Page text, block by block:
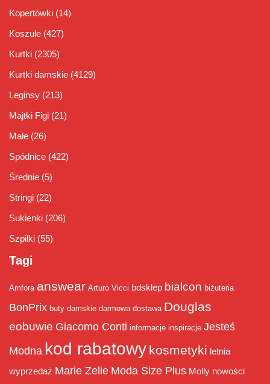
Kopertówki (14)
Koszule (427)
Kurtki (2305)
Kurtki damskie (4129)
Leginsy (213)
Majtki Figi (21)
Małe (26)
Spódnice (422)
Średnie (5)
Stringi (22)
Sukienki (206)
Szpilki (55)
Tagi
Amfora answear Arturo Vicci bdsklep bialcon biżuteria
BonPrix buty damskie darmowa dostawa Douglas
eobuwie Giacomo Conti informacje inspiracje Jesteś
Modna kod rabatowy kosmetyki letnia
wyprzedaż Marie Zelie Moda Size Plus Molly nowości